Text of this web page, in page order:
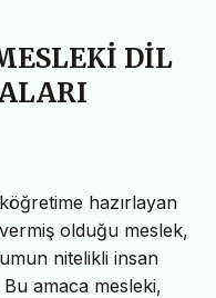
DİL
hazırlayan
olduğu meslek,
nitelikli insan
Bu amaca mesleki,